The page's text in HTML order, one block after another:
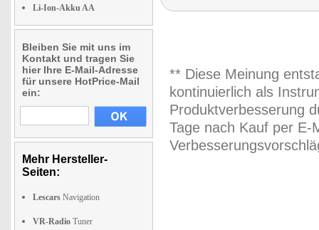
Li-Ion-Akku AA
Bleiben Sie mit uns im
Kontakt und tragen Sie
hier Ihre E-Mail-Adresse
für unsere HotPrice-Mail
ein:
Mehr Hersteller-
Seiten:
Lescars Navigation
VR-Radio Tuner
** Diese Meinung
kontinuierlich als
Produktverbesserung
Tage nach Kauf per E-